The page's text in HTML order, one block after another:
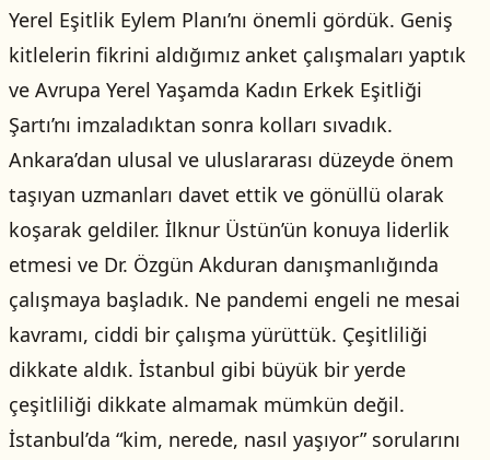
Yerel Eşitlik Eylem Planı’nı önemli gördük. Geniş
kitlelerin fikrini aldığımız anket çalışmaları yaptık
ve Avrupa Yerel Yaşamda Kadın Erkek Eşitliği
Şartı’nı imzaladıktan sonra kolları sıvadık.
Ankara’dan ulusal ve uluslararası düzeyde önem
taşıyan uzmanları davet ettik ve gönüllü olarak
koşarak geldiler. İlknur Üstün’ün konuya liderlik
etmesi ve Dr. Özgün Akduran danışmanlığında
çalışmaya başladık. Ne pandemi engeli ne mesai
kavramı, ciddi bir çalışma yürüttük. Çeşitliliği
dikkate aldık. İstanbul gibi büyük bir yerde
çeşitliliği dikkate almamak mümkün değil.
İstanbul’da “kim, nerede, nasıl yaşıyor” sorularını